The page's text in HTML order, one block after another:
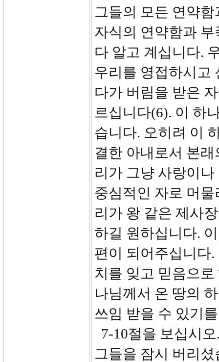
그들의 모든 연약
자식의 연약함과
다 알고 계십니다.
우리를 영접하시고
다가 버림을 받은
르십니다(6). 이 하
습니다. 오히려 이
결한 아내로서 본
리가 그냥 사랑이
중심적인 자로 머
리가 왕 같은 제사
하길 원하십니다.
편이 되어주십니다
치를 잊고 믿음으
나님께서 온 땅의
쓰임 받을 수 있기
7-10절을 보십시
그들을 잠시 버리